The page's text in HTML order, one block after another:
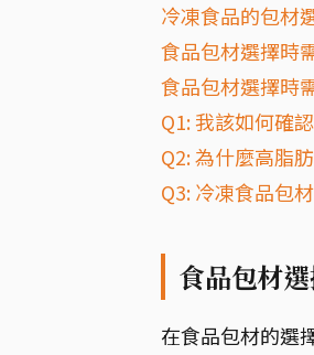
冷凍食品的包材
食品包材選擇時
食品包材選擇時
Q1: 我該如何確
Q2: 為什麼高脂
Q3: 冷凍食品包
食品包材
在食品包材的選